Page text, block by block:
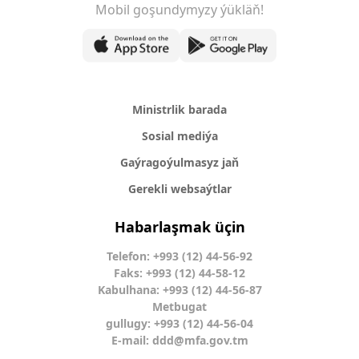
Mobil goşundymyzy ýükläň!
Ministrlik barada
Sosial mediýa
Gaýragoýulmasyz jaň
Gerekli websaýtlar
Habarlaşmak üçin
Telefon: +993 (12) 44-56-92
Faks: +993 (12) 44-58-12
Kabulhana: +993 (12) 44-56-87
Metbugat
gullugy: +993 (12) 44-56-04
E-mail: ddd@mfa.gov.tm